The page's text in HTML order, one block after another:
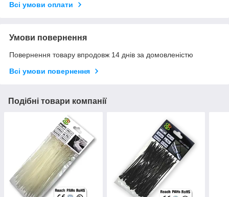
Всі умови оплати
Умови повернення
Повернення товару впродовж 14 днів за домовленістю
Всі умови повернення
Подібні товари компанії